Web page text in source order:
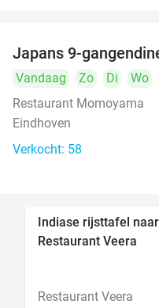
Japans 9-
Vandaag Zo Di Wo
Restaurant Momoyama
Eindhoven
Verkocht: 58
Indiase rijsttafel
Restaurant Veera
Restaurant Veera